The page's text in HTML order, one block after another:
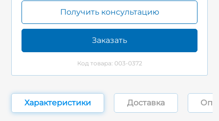
Получить консультацию
Заказать
Код товара: 003-0372
Характеристики Доставка